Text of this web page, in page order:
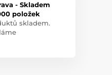
- Skladem
položek
skladem.